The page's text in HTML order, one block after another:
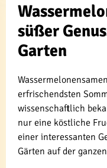
süßer
Garten
erfrischendsten
wissenschaftlich
nur eine köstliche
einer interessanten
Gärten auf der